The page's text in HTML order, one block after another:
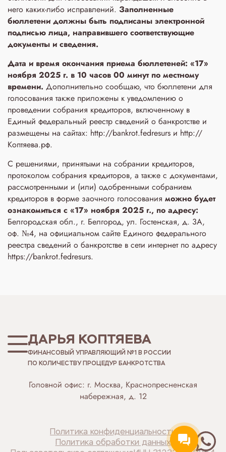
него каких-либо исправлений. Заполненные
бюллетени должны быть подписаны электронной
подписью лица, направившего соответствующие
документы и сведения.
Дата и время окончания приема бюллетеней: «17»
ноября 2025 г. в 10 часов 00 минут по местному
времени. Дополнительно сообщаю, что бюллетени для
голосования также приложены к уведомлению о
проведении собрания кредиторов, включенному в
Единый федеральный реестр сведений о банкротстве и
размещены на сайтах: http://bankrot.fedresurs и http://
Коптяева.рф.
С решениями, принятыми на собрании кредиторов,
протоколом собрания кредиторов, а также с документами,
рассмотренными и (или) одобренными собранием
кредиторов в форме заочного голосования можно будет
ознакомиться с «17» ноября 2025 г., по адресу:
Белгородская обл., г. Белгород, ул. Гостенская, д. 3A,
оф. №4, на официальном сайте Единого федерального
реестра сведений о банкротстве в сети интернет по адресу
https://bankrot.fedresurs.
ДАРЬЯ КОПТЯЕВА
ФИНАНСОВЫЙ УПРАВЛЯЮЩИЙ №1 В РОССИИ
ПО КОЛИЧЕСТВУ ПРОЦЕДУР БАНКРОТСТВА
Головной офис: г. Москва, Краснопресненская
набережная, д. 12
Политика конфиденциальности
Политика обработки данных